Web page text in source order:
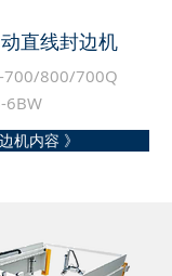
700/800/700Q
6BW
直线封边机
机内容 》